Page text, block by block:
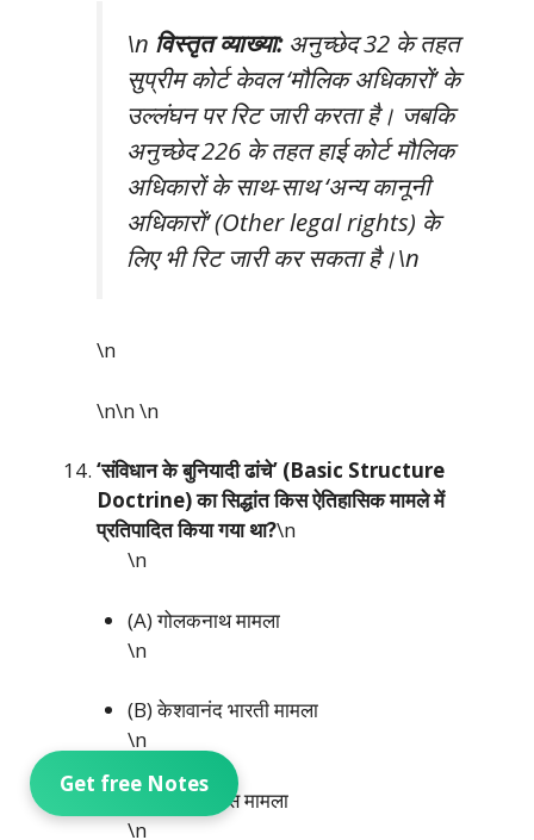
Get free Notes
\n विस्तृत व्याख्या:अनुच्छेद 32 के तहत
सुप्रीम कोर्ट केवल ‘मौलिक अधिकारों’ के
उल्लंघन पर रिट जारी करता है। जबकि
अनुच्छेद 226 के तहत हाई कोर्ट मौलिक
अधिकारों के साथ-साथ ‘अन्य कानूनी
अधिकारों’ (Other legal rights) के
लिए भी रिट जारी कर सकता है।\n
\n
\n\n\n
‘संविधान के बुनियादी ढांचे’ (Basic Structure
Doctrine) का सिद्धांत किस ऐतिहासिक मामले में
प्रतिपादित किया गया था?\n
\n
(A) गोलकनाथ मामला
\n
(B) केशवानंद भारती मामला
\n
(C) मिनर्वा मिल्स मामला
\n